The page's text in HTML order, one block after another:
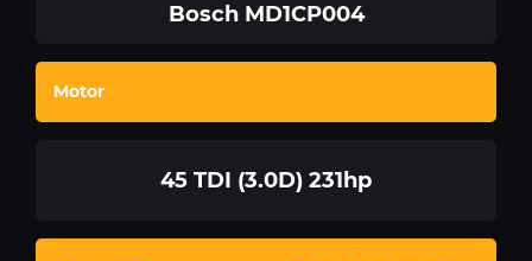
Bosch MD1CP004
Motor
45 TDI (3.0D) 231hp